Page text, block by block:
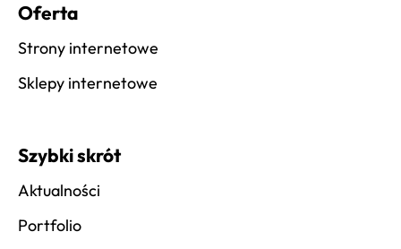
Oferta
Strony internetowe
Sklepy internetowe
Szybki skrót
Aktualności
Portfolio